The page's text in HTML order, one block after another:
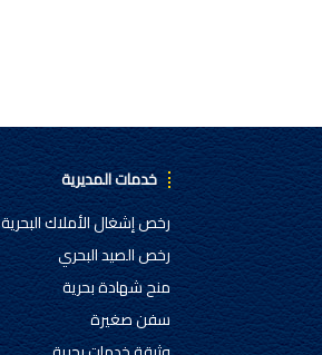
خدمات المديرية
رخص إشغال الأملاك البحرية
رخص الصيد البحري
منح شهادة بحرية
سفن صغيرة